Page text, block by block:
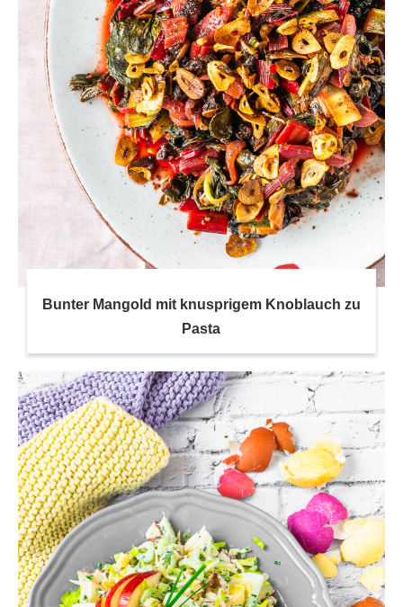
Bunter Mangold mit knusprigem Knoblauch zu
Pasta